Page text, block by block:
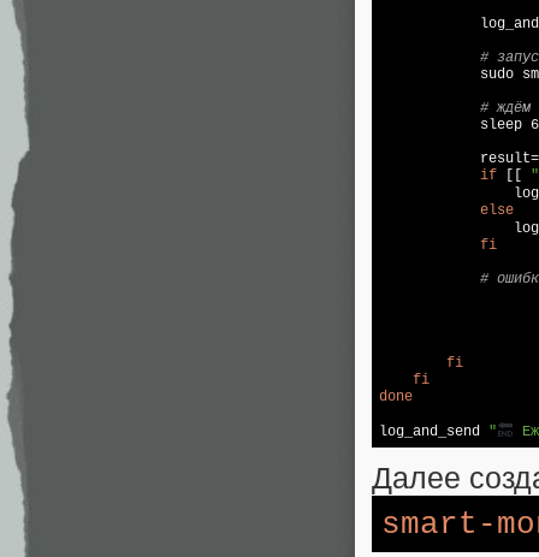
log
#
sudo
# ждём
sleep
if
"
log
else
log
fi
#
fi
fi
done
log _and_send "
Далее
smart-